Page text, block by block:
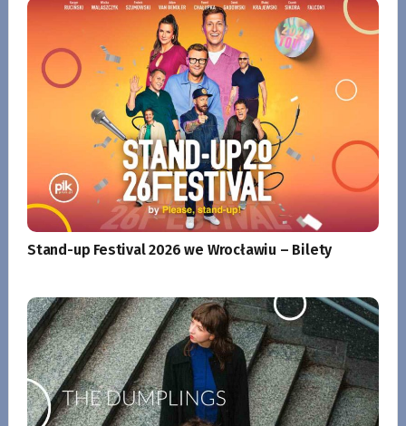
Stand-up Festival 2026 we Wrocławiu – Bilety